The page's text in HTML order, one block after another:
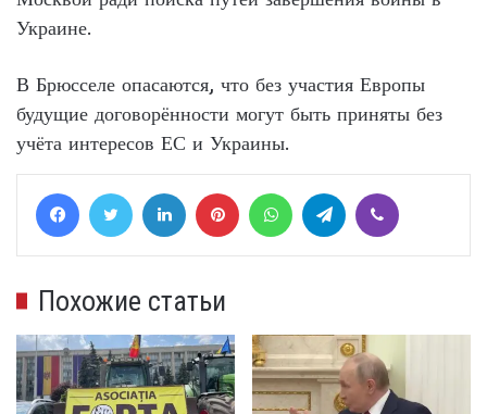
Украине.
В Брюсселе опасаются, что без участия Европы
будущие договорённости могут быть приняты без
учёта интересов ЕС и Украины.
FacebookTwitter LinkedIn Pinterest WhatsAppTelegram
Похожие статьи